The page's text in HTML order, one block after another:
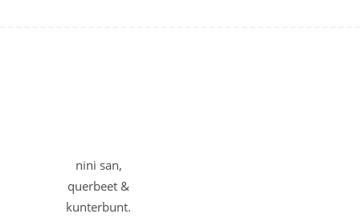
nini san,
querbeet &
kunterbunt.